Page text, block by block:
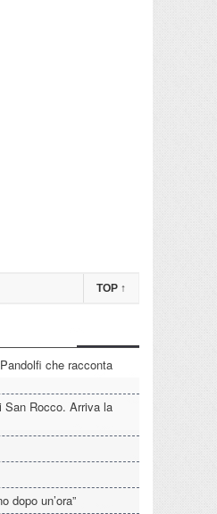
TOP ↑
che racconta
San Rocco. Arriva la
dopo un’ora”